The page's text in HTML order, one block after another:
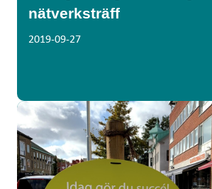
nätverksträff
2019-09-27